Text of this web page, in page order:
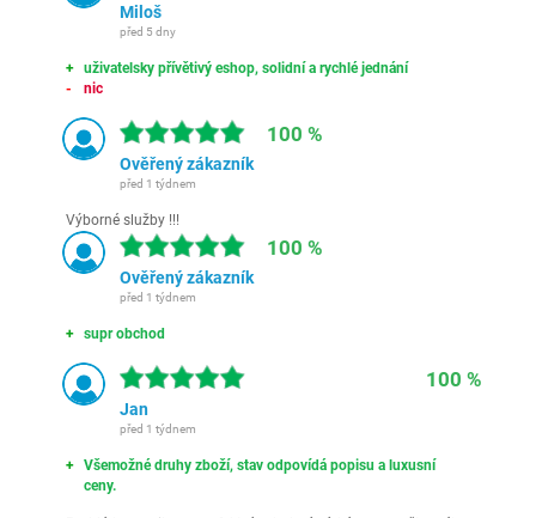
Miloš
před 5 dny
uživatelsky přívětivý eshop, solidní a rychlé jednání
nic
100 %
Ověřený zákazník
před 1 týdnem
Výborné služby !!!
100 %
Ověřený zákazník
před 1 týdnem
supr obchod
100 %
Jan
před 1 týdnem
Všemožné druhy zboží, stav odpovídá popisu a luxusní
ceny.